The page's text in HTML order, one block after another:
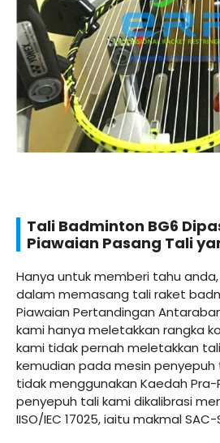
Tali Badminton BG6
Piawaian Pasang Tali
Hanya untuk memberi tahu
dalam memasang tali raket
Piawaian Pertandingan
kami hanya meletakkan rangka
kami tidak pernah meletakkan
kemudian pada mesin penyepuh
tidak menggunakan Kaedah Pra-
penyepuh tali kami dikalibrasi
IISO/IEC 17025, iaitu makmal SAC-